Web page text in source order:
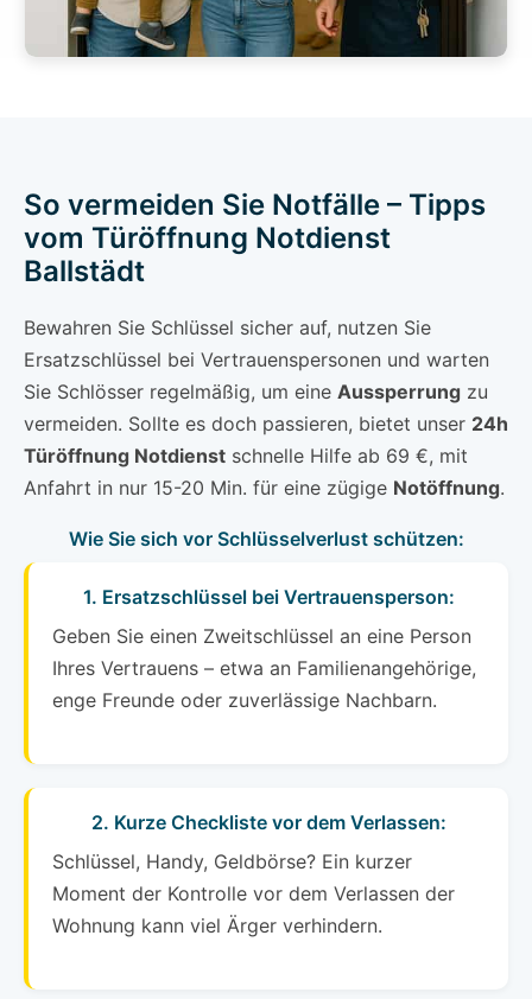
So vermeiden Sie Notfälle – Tipps
vom Türöffnung Notdienst
Ballstädt
Bewahren Sie Schlüssel sicher auf, nutzen Sie
Ersatzschlüssel bei Vertrauenspersonen und warten
Sie Schlösser regelmäßig, um eine Aussperrung zu
vermeiden. Sollte es doch passieren, bietet unser 24h
Türöffnung Notdienst schnelle Hilfe ab 69 €, mit
Anfahrt in nur 15-20 Min. für eine zügige Notöffnung.
Wie Sie sich vor Schlüsselverlust schützen:
1. Ersatzschlüssel bei Vertrauensperson:
Geben Sie einen Zweitschlüssel an eine Person
Ihres Vertrauens – etwa an Familienangehörige,
enge Freunde oder zuverlässige Nachbarn.
2. Kurze Checkliste vor dem Verlassen:
Schlüssel, Handy, Geldbörse? Ein kurzer
Moment der Kontrolle vor dem Verlassen der
Wohnung kann viel Ärger verhindern.